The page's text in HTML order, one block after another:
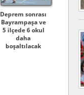
Deprem sonrası
Bayrampaşa ve
5 ilçede 6 okul
daha
boşaltılacak